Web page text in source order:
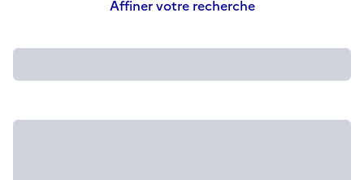
Affiner votre recherche